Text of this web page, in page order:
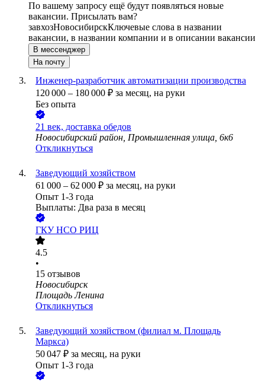
По вашему запросу ещё будут появляться новые
вакансии. Присылать вам?
завхозНовосибирскКлючевые слова в названии
вакансии, в названии компании и в описании вакансии
В мессенджер
На почту
Инженер-разработчик автоматизации производства
120 000 – 180 000 ₽ за месяц, на руки
Без опыта
21 век, доставка обедов
Новосибирский район, Промышленная улица, 6к6
Откликнуться
Заведующий хозяйством
61 000 – 62 000 ₽ за месяц, на руки
Опыт 1-3 года
Выплаты: Два раза в месяц
ГКУ НСО РИЦ
4.5
•
15 отзывов
Новосибирск
Площадь Ленина
Откликнуться
Заведующий хозяйством (филиал м. Площадь
Маркса)
50 047 ₽ за месяц, на руки
Опыт 1-3 года